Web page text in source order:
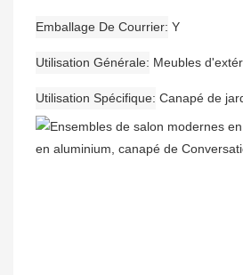
Emballage De Courrier Y
Utilisation Générale Meubles
Utilisation Spécifique Canapé de